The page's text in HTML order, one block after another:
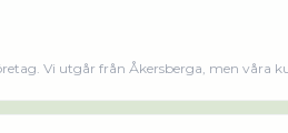
Vi utgår från Åkersberga, men våra
Vi står för: trygghet, kvalité, omtanke